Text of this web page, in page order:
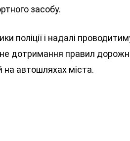
засобу.
поліції і надалі
дотримання правил
на автошляхах міста.